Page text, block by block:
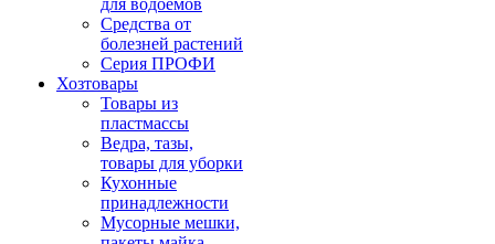
для водоемов
Средства от
болезней растений
Серия ПРОФИ
Хозтовары
Товары из
пластмассы
Ведра, тазы,
товары для уборки
Кухонные
принадлежности
Мусорные мешки,